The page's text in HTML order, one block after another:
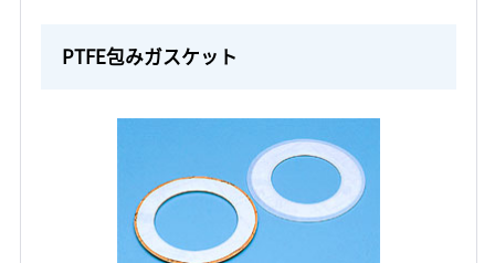
PTFE包みガスケット